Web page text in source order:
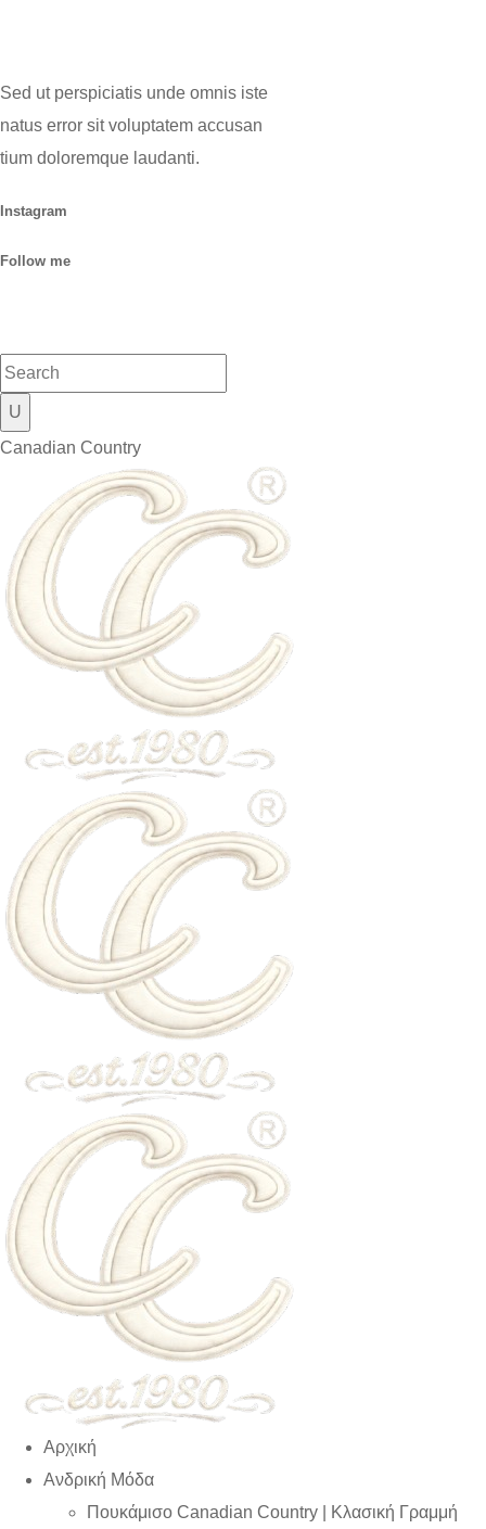
Sed ut perspiciatis unde omnis iste
natus error sit voluptatem accusan
tium doloremque laudanti.
Instagram
Follow me
Canadian Country
Αρχική
Ανδρική Μόδα
Πουκάμισο Canadian Country | Kλασική Γραμμή